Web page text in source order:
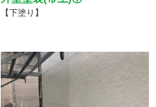
【下塗り】